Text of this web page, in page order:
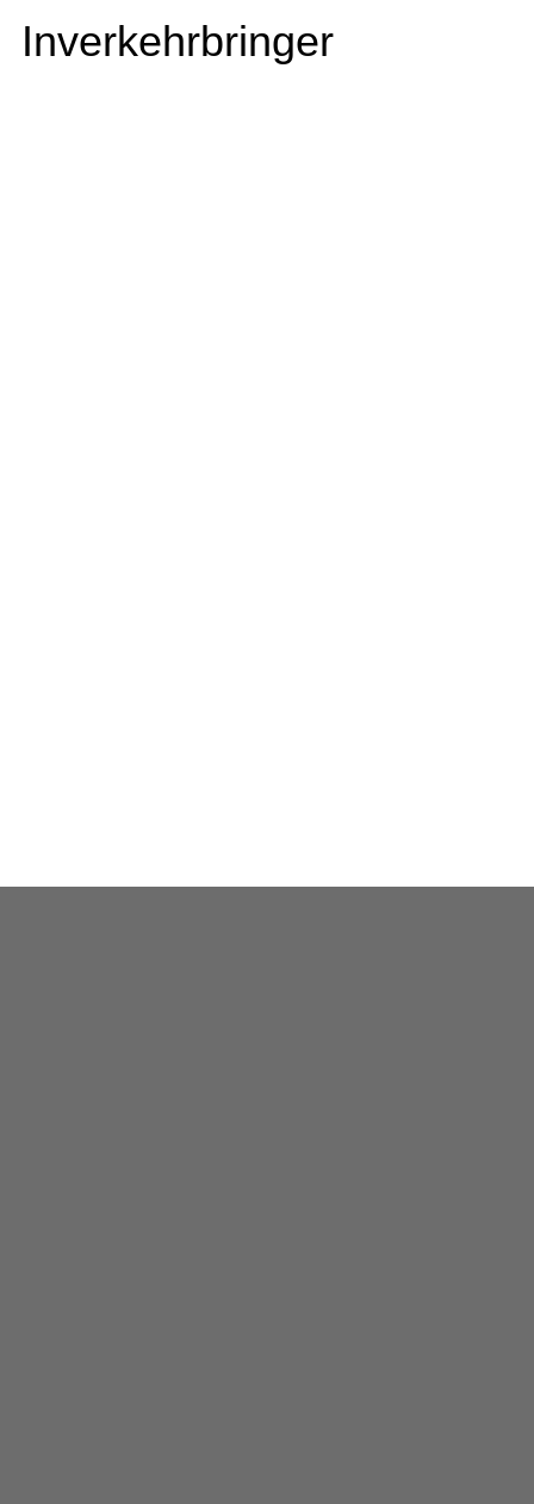
Inverkehrbringer